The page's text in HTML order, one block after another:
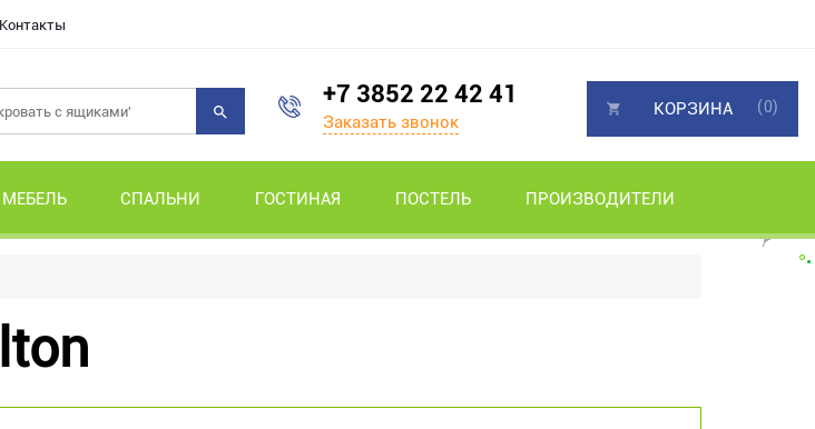
Контакты
+7 3852 22 42 41
Заказать звонок
СПАЛЬНИ ГОСТИНАЯ ПОСТЕЛЬ ПРОИЗВОДИТЕЛИ
КОРЗИНА (0)